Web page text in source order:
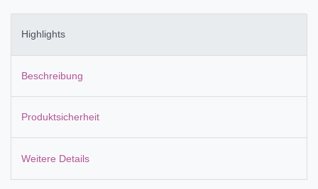
Highlights
Beschreibung
Produktsicherheit
Weitere Details